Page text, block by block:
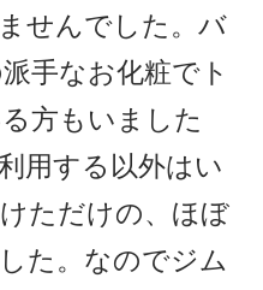
せんでした。バ
手なお化粧でト
方もいました
用する以外はい
ただけの、ほぼ
た。なのでジム